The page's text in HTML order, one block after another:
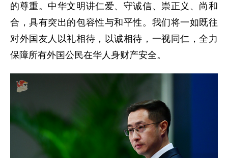
的尊重。中华文明讲仁爱、守诚信、崇正义、尚和
合，具有突出的包容性与和平性。我们将一如既往
对外国友人以礼相待，以诚相待，一视同仁，全力
保障所有外国公民在华人身财产安全。